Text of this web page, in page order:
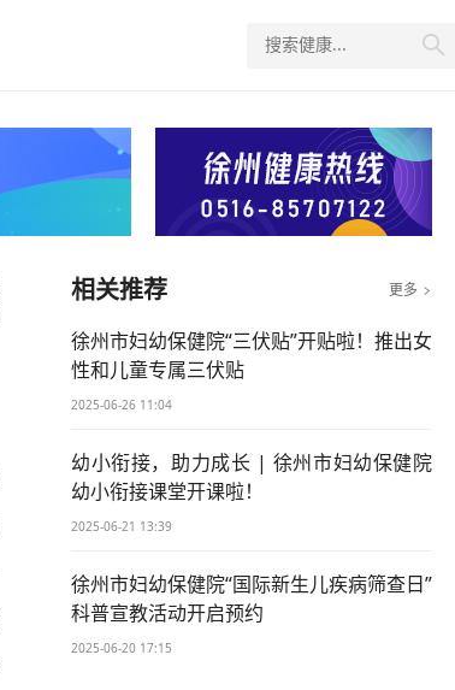

相关推荐 更多 
徐州市妇幼保健院“三伏贴”开贴啦！推出女
性和儿童专属三伏贴
2025-06-26 11:04
幼小衔接，助力成长 | 徐州市妇幼保健院
幼小衔接课堂开课啦！
2025-06-21 13:39
徐州市妇幼保健院“国际新生儿疾病筛查日”
科普宣教活动开启预约
2025-06-20 17:15